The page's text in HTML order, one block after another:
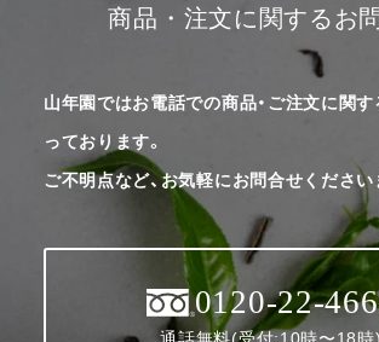
商品・注文に関するお
山年園ではお電話での商品・ご注文に関
っております。
ご不明点など、お気軽にお問合せください
0120-22-
通話無料(受付:10時〜18時)